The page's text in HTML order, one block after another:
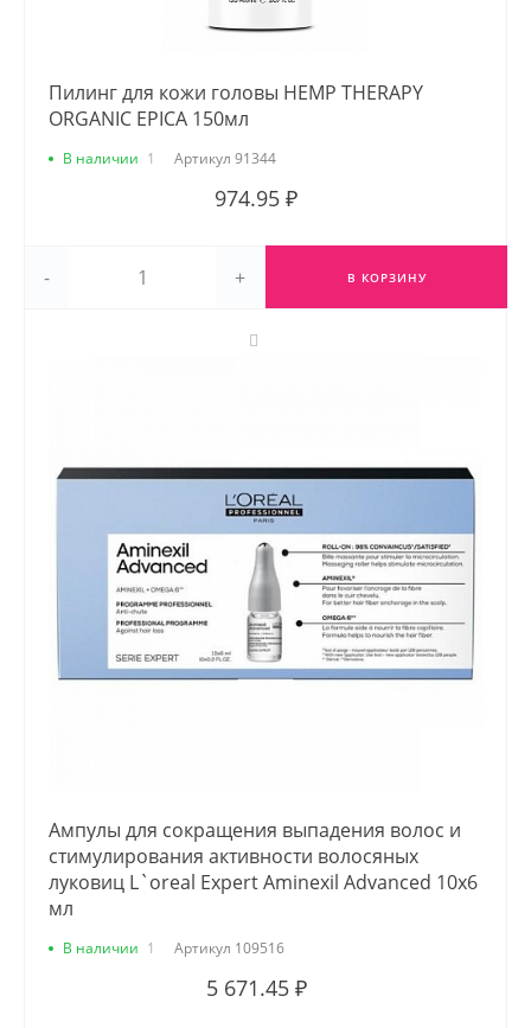
Пилинг для кожи головы HEMP THERAPY
ORGANIC EPICA 150мл
В наличии 1 Артикул 91344
974.95 ₽
- + В КОРЗИНУ
Ампулы для сокращения выпадения волос и
стимулирования активности волосяных
луковиц L`oreal Expert Aminexil Advanced 10х6
мл
В наличии 1 Артикул 109516
5 671.45 ₽